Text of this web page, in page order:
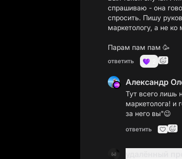
спрашиваю - она
спросить. Пишу
маркетологу, а не
Парам пам пам 🥳
ответить
Александр
Тут всего лишь
маркетолога! и
за него вы"😉
ответить